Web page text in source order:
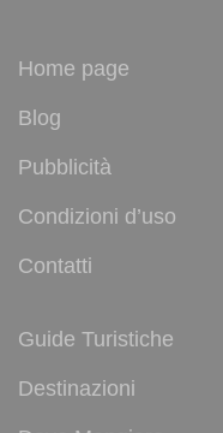
Home page
Blog
Pubblicità
Condizioni d’uso
Contatti
Guide Turistiche
Destinazioni